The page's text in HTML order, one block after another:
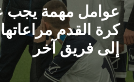
عوامل مهمة يجب
كرة القدم
إلى فريق آخر